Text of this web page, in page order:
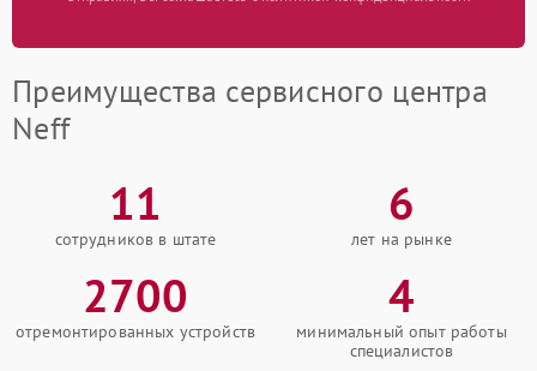
Преимущества сервисного центра
Neff
11
сотрудников в штате
6
лет на рынке
2700
отремонтированных устройств
4
минимальный опыт работы
специалистов